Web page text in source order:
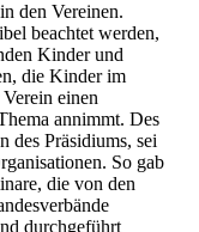
den Vereinen.
beachtet werden,
Kinder und
die Kinder im
einen
annimmt. Des
des Präsidiums, sei
So gab
die von den
durchgeführt